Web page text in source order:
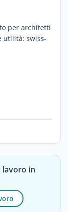
per architetti
utilità: swiss-
lavoro in